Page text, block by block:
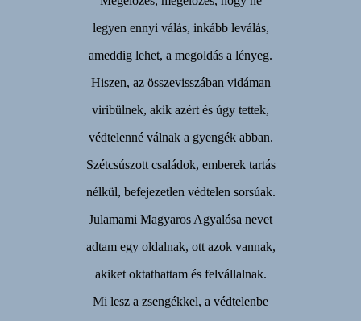
legyen ennyi válás, inkább leválás,
ameddig lehet, a megoldás a lényeg.
Hiszen, az összevisszában vidáman
viribülnek, akik azért és úgy tettek,
védtelenné válnak a gyengék abban.
Szétcsúszott családok, emberek tartás
nélkül, befejezetlen védtelen sorsúak.
Julamami Magyaros Agyalósa nevet
adtam egy oldalnak, ott azok vannak,
akiket oktathattam és felvállalnak.
Mi lesz a zsengékkel, a védtelenbe